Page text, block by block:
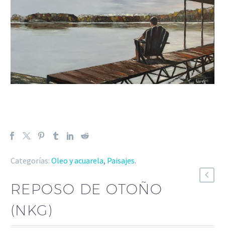
Categorías: Oleo y acuarela, Paisajes.
REPOSO DE OTOÑO
(NKG)